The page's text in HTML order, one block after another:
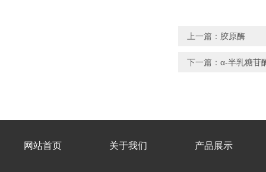
上一篇： 胶原酶
下一篇： α-半乳糖苷
网站首页 关于我们 产品展示